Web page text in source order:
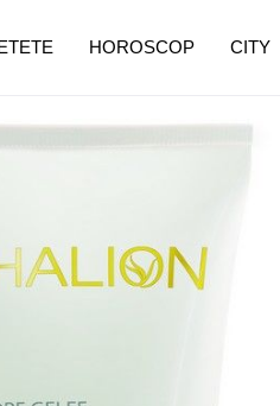
HOROSCOP CITY
de dureroasă este investigația